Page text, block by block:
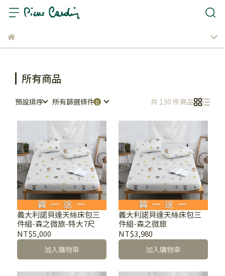
所有商品
預設排序 所有篩選條件 共 130 件商品
義大利諾貝達天絲床包三
件組-森之微旅-特大7尺
NT$5,000
加入購物車
義大利諾貝達天絲床包三
件組-森之微旅
NT$3,980
加入購物車